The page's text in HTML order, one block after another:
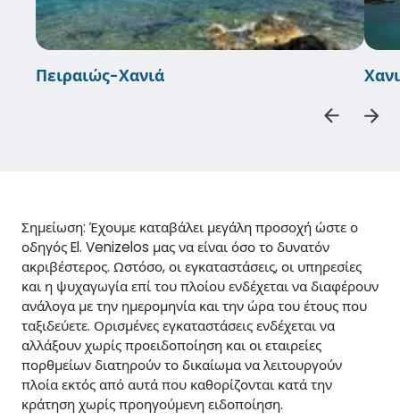
Πειραιώς-Χανιά
Σημείωση: Έχουμε καταβάλει μεγάλη προσοχή ώστε ο
οδηγός El. Venizelos μας να είναι όσο το δυνατόν
ακριβέστερος. Ωστόσο, οι εγκαταστάσεις, οι υπηρεσίες
και η ψυχαγωγία επί του πλοίου ενδέχεται να διαφέρουν
ανάλογα με την ημερομηνία και την ώρα του έτους που
ταξιδεύετε. Ορισμένες εγκαταστάσεις ενδέχεται να
αλλάξουν χωρίς προειδοποίηση και οι εταιρείες
πορθμείων διατηρούν το δικαίωμα να λειτουργούν
πλοία εκτός από αυτά που καθορίζονται κατά την
κράτηση χωρίς προηγούμενη ειδοποίηση.